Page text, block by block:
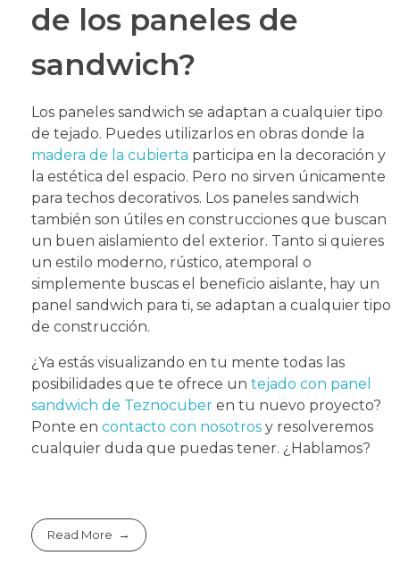
de los paneles de
sandwich?
Los paneles sandwich se adaptan a cualquier tipo
de tejado. Puedes utilizarlos en obras donde la
madera de la cubierta participa en la decoración y
la estética del espacio. Pero no sirven únicamente
para techos decorativos. Los paneles sandwich
también son útiles en construcciones que buscan
un buen aislamiento del exterior. Tanto si quieres
un estilo moderno, rústico, atemporal o
simplemente buscas el beneficio aislante, hay un
panel sandwich para ti, se adaptan a cualquier tipo
de construcción.
¿Ya estás visualizando en tu mente todas las
posibilidades que te ofrece un tejado con panel
sandwich de Teznocuber en tu nuevo proyecto?
Ponte en contacto con nosotros y resolveremos
cualquier duda que puedas tener. ¿Hablamos?
Read More